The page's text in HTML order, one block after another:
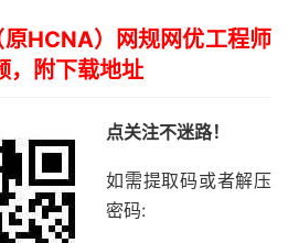
HCNA）网规网优工程师
，附下载地址
点关注不迷路！
如需提取码或者解压
密码: